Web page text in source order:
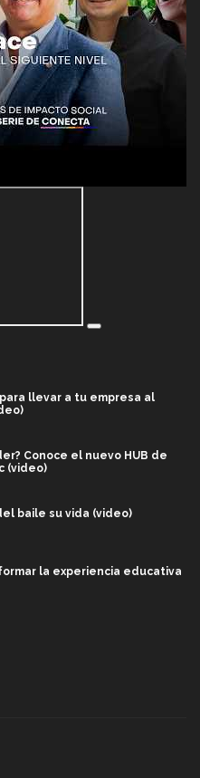
llevar a tu empresa al
Conoce el nuevo HUB de
(video)
baile su vida (video)
la experiencia educativa